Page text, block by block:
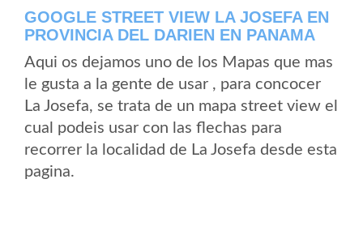
GOOGLE STREET VIEW LA JOSEFA EN
PROVINCIA DEL DARIEN EN PANAMA
Aqui os dejamos uno de los Mapas que mas
le gusta a la gente de usar , para concocer
La Josefa, se trata de un mapa street view el
cual podeis usar con las flechas para
recorrer la localidad de La Josefa desde esta
pagina.